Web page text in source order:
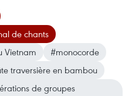
de chants
Vietnam
#monocorde
traversière en bambou
de groupes